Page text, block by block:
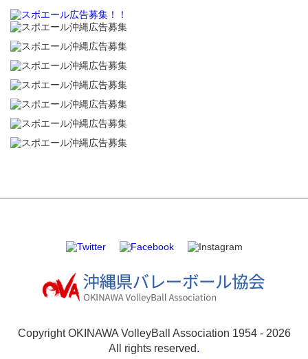
Copyright OKINAWA VolleyBall Association 1954 - 2026
All rights reserved.